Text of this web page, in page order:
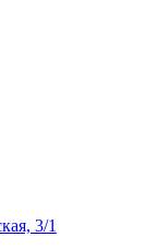
3/1